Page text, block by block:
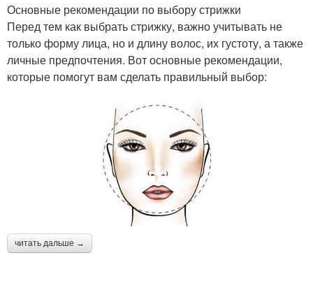
Основные рекомендации по выбору стрижки
Перед тем как выбрать стрижку, важно учитывать не
только форму лица, но и длину волос, их густоту, а также
личные предпочтения. Вот основные рекомендации,
которые помогут вам сделать правильный выбор:
читать дальше →